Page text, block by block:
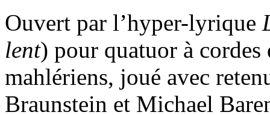
Ouvert par l’hyper-lyrique
lent) pour quatuor à cordes
mahlériens, joué avec
Braunstein et Michael